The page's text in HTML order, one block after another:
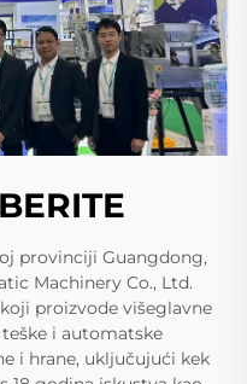
provinciji Guangdong,
Machinery Co., Ltd.
proizvode višeglavne
i automatske
i hrane, uključujući kek